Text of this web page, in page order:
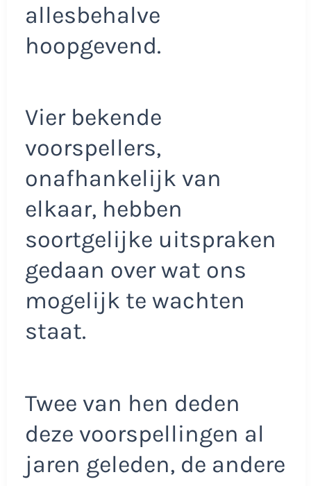
allesbehalve
hoopgevend.
Vier bekende
voorspellers,
onafhankelijk van
elkaar, hebben
soortgelijke uitspraken
gedaan over wat ons
mogelijk te wachten
staat.
Twee van hen deden
deze voorspellingen al
jaren geleden, de andere